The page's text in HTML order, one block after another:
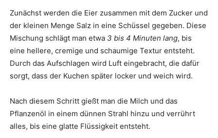
Zunächst werden die Eier zusammen mit dem Zucker und
der kleinen Menge Salz in eine Schüssel gegeben. Diese
Mischung schlägt man etwa 3 bis 4 Minuten lang, bis
eine hellere, cremige und schaumige Textur entsteht.
Durch das Aufschlagen wird Luft eingebracht, die dafür
sorgt, dass der Kuchen später locker und weich wird.
Nach diesem Schritt gießt man die Milch und das
Pflanzenöl in einem dünnen Strahl hinzu und verrührt
alles, bis eine glatte Flüssigkeit entsteht.